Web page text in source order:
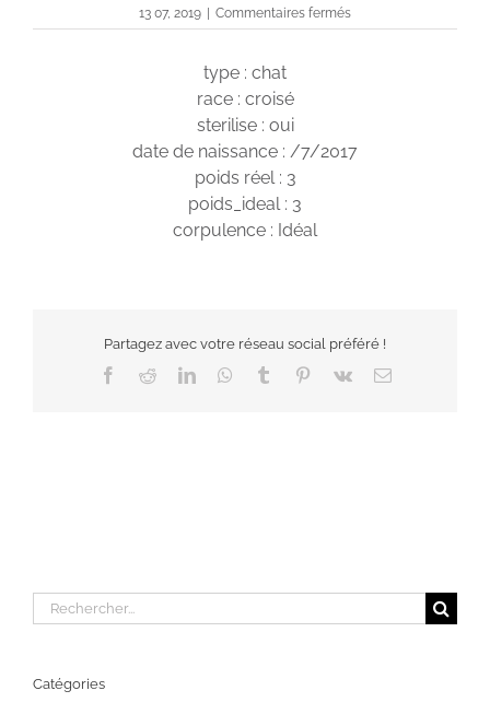
13 07, 2019 Commentaires ferméssur
JO
type : chat
race : croisé
sterilise : oui
date de naissance : /7/2017
poids réel : 3
poids_ideal : 3
corpulence : Idéal
Partagez avec votre réseau social préféré !
Facebook
RedditLinkedInWhatsApp
Tumblr Pinterest
Vk Email
Rechercher:
Catégories